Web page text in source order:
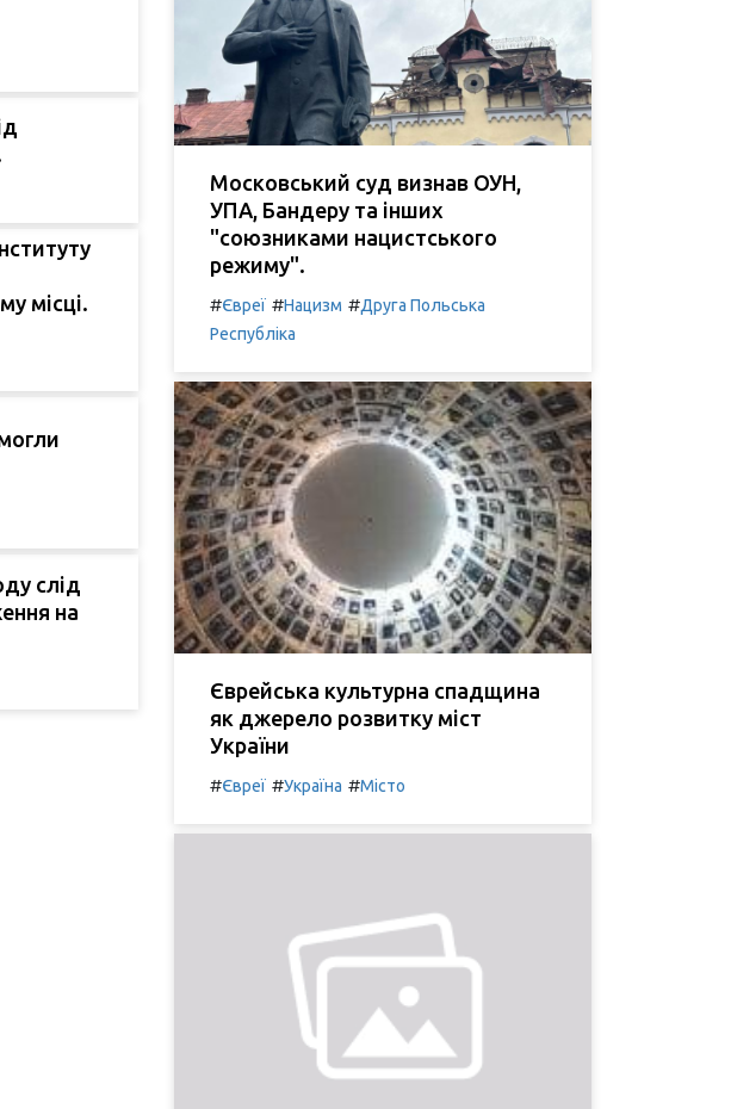
місці.
слід
на
Московський суд визнав ОУН,
УПА, Бандеру та інших
"союзниками нацистського
режиму".
#Євреї #Нацизм #Друга Польська
Республіка
Єврейська культурна спадщина
як джерело розвитку міст
України
#Євреї #Україна #Місто